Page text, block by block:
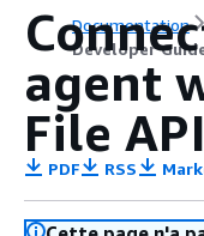
Documentation
Developer
agent
File API
PDF RSS